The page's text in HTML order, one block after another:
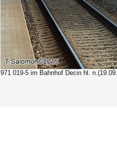
971 019-5 im Bahnhof Decin hl.